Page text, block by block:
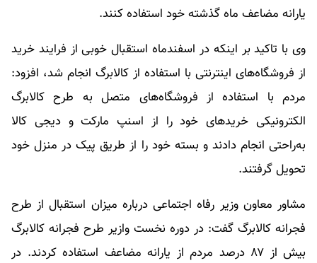
یارانه مضاعف ماه گذشته خود استفاده کنند.
وی با تاکید بر اینکه در اسفندماه استقبال خوبی از فرایند خرید
از فروشگاه‌های اینترنتی با استفاده از کالابرگ انجام شد، افزود:
مردم با استفاده از فروشگاه‌های متصل به طرح کالابرگ
الکترونیکی خریدهای خود را از اسنپ مارکت و دیجی کالا
به‌راحتی انجام دادند و بسته خود را از طریق پیک در منزل خود
تحویل گرفتند.
مشاور معاون وزیر رفاه اجتماعی درباره میزان استقبال از طرح
فجرانه کالابرگ گفت: در دوره نخست وازیر طرح فجرانه کالابرگ
بیش از ۸۷ درصد مردم از یارانه مضاعف استفاده کردند. در